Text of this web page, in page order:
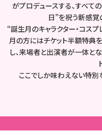
がプロデュースする、すべて
日”を祝う新感覚
“誕生月のキャラクター・コス
月の方にはチケット半額特典
し、来場者と出演者が一体と
ここでしか味わえない特別